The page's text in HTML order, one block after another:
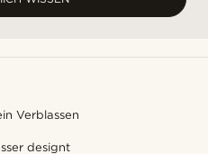
Verblassen
designt